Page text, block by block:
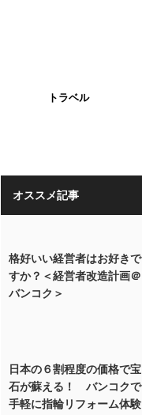
トラベル
オススメ記事
格好いい経営者はお好きで
すか？＜経営者改造計画＠
バンコク＞
日本の６割程度の価格で宝
石が蘇える！ バンコクで
手軽に指輪リフォーム体験